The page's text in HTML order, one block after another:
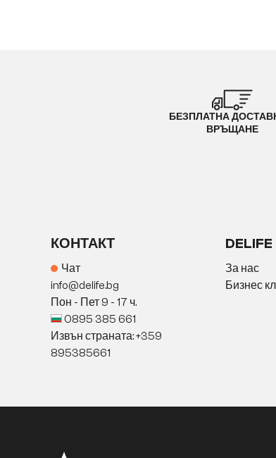
БЕЗПЛАТНА
ВРЪЩАНЕ
КОНТАКТ
Чат
info@delife.bg
Пон - Пет 9 - 17 ч.
0895 385 661
Извън страната: +359
895385661
DELIFE
За нас
Бизнес